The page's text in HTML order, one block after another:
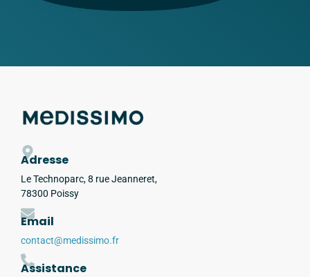
Adresse
Le Technoparc, 8 rue Jeanneret,
78300 Poissy
Email
contact@medissimo.fr
Assistance